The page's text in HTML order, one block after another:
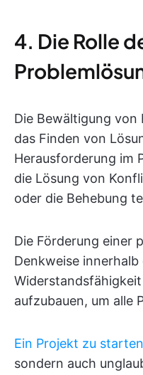
4. Die Rolle
Die Bewältigung von
das Finden von
Herausforderung im
die Lösung von
oder die Behebung
Die Förderung einer
Denkweise
aufzubauen, um alle
Ein Projekt zu starten
sondern auch